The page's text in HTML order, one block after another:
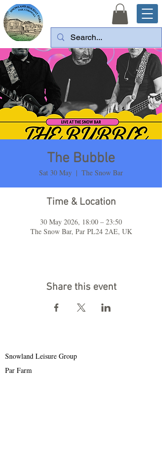
The Bubble
Sat 30 May
  |
The Snow Bar
Time & Location
30 May 2026, 18:00 – 23:50
The Snow Bar, Par PL24 2AE, UK
Share this event
Snowland Leisure Group
Par Farm